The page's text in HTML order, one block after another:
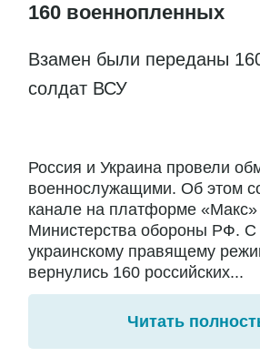
160 военнопленных
Взамен были переданы
солдат ВСУ
Россия и Украина провели
военнослужащими. Об этом
канале на платформе «Макс»
Министерства обороны РФ. С
украинскому правящему
вернулись 160 российских...
Читать